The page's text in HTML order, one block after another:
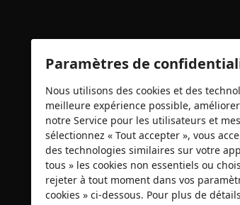
Certificats de sécurité
Paramètres de
Nous utilisons des cookies et des
meilleure expérience possible,
notre Service pour les utilisateurs et
sélectionnez « Tout accepter », vous
des technologies similaires sur votre
tous » les cookies non essentiels ou
rejeter à tout moment dans vos
cookies » ci-dessous. Pour plus de